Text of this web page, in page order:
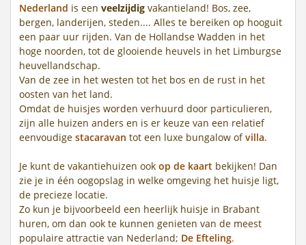
Nederland is een veelzijdig vakantieland! Bos, zee,
bergen, landerijen, steden.... Alles te bereiken op hooguit
een paar uur rijden. Van de Hollandse Wadden in het
hoge noorden, tot de glooiende heuvels in het Limburgse
heuvellandschap.
Van de zee in het westen tot het bos en de rust in het
oosten van het land.
Omdat de huisjes worden verhuurd door particulieren,
zijn alle huizen anders en is er keuze van een relatief
eenvoudige stacaravan tot een luxe bungalow ofvilla.
Je kunt de vakantiehuizen ook op de kaart bekijken! Dan
zie je in één oogopslag in welke omgeving het huisje ligt,
de precieze locatie.
Zo kun je bijvoorbeeld een heerlijk huisje in Brabant
huren, om dan ook te kunnen genieten van de meest
populaire attractie van Nederland; De Efteling.